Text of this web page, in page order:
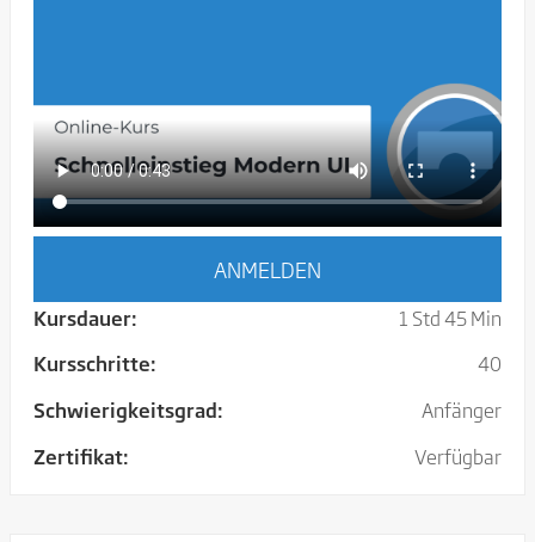
ANMELDEN
Kursdauer:
1 Std 45 Min
Kursschritte:
40
Schwierigkeitsgrad:
Anfänger
Zertifikat:
Verfügbar